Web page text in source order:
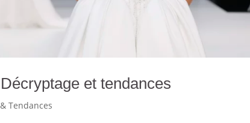
et tendances
Tendances